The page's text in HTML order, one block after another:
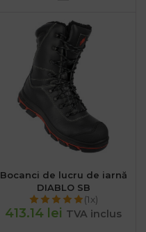
Bocanci de lucru de iarnă
DIABLO SB
(1x)
413.14 lei TVA inclus